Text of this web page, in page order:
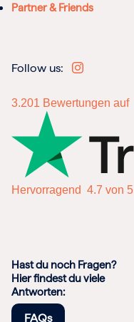
Partner & Friends
Follow us:
3.201 Bewertungen auf
Hervorragend 4.7 von 5
Hast du noch Fragen?
Hier findest du viele
Antworten:
FAQs